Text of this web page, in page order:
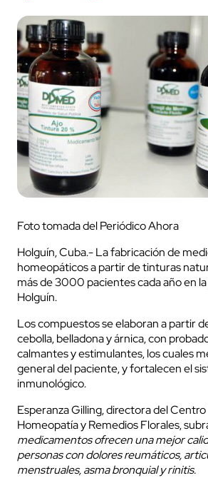
Foto tomada del Periódico Ahora
Holguín, Cuba.- La fabricación de
homeopáticos a partir de tinturas
más de 3000 pacientes cada año en
Holguín.
Los compuestos se elaboran a partir
cebolla, belladona y árnica, con
calmantes y estimulantes, los cuales
general del paciente, y fortalecen el
inmunológico.
Esperanza Gilling, directora del
Homeopatía y Remedios Florales,
medicamentos ofrecen una mejor
personas con dolores reumáticos,
menstruales, asma bronquial y rinitis.